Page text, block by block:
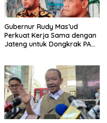
Gubernur Rudy Mas’ud
Perkuat Kerja Sama dengan
Jateng untuk Dongkrak PAD